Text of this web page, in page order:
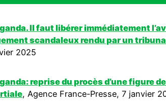
Il faut libérer immédiatement
scandaleux rendu par un
2025
reprise du procès d’une figure
, Agence France-Presse, 7 janvier